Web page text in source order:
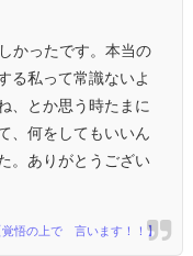
かったです。本当の
る私って常識ないよ
、とか思う時たまに
、何をしてもいいん
。ありがとうござい
覚悟の上で 言います！！】